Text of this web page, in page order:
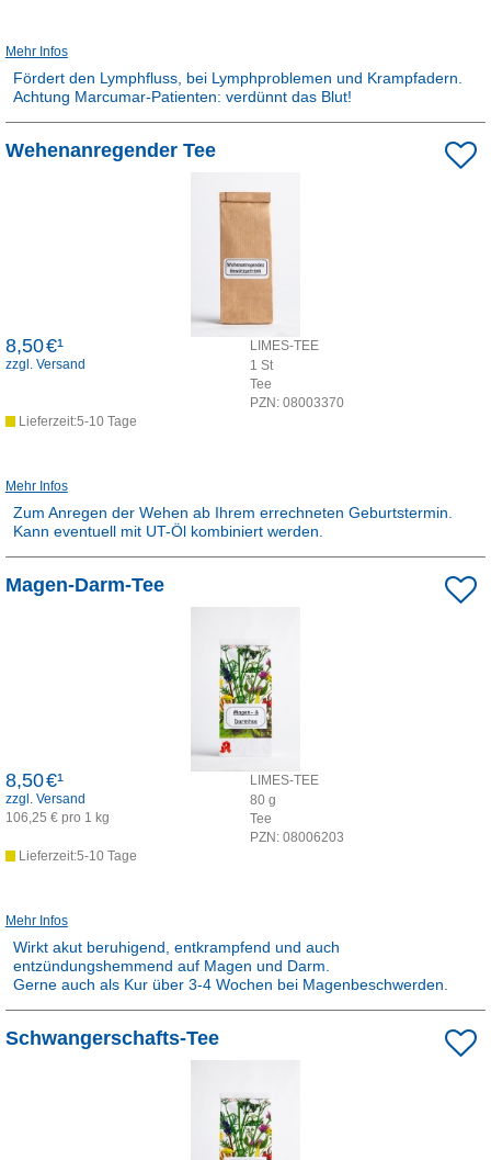
Mehr Infos
Fördert den Lymphfluss, bei Lymphproblemen und Krampfadern.
Achtung Marcumar-Patienten: verdünnt das Blut!
Dieses Produkt ist apothekenpflichtig und wird in der Apotheke für
Wehenanregender Tee
LIMES-TEE
1 St
Tee
PZN: 08003370
8,50€¹
zzgl. Versand
Lieferzeit:5-10 Tage
Mehr Infos
Zum Anregen der Wehen ab Ihrem errechneten Geburtstermin.
Kann eventuell mit UT-Öl kombiniert werden.
Dieses Produkt ist apothekenpflichtig und wird in der Apotheke für
Magen-Darm-Tee
LIMES-TEE
80 g
Tee
PZN: 08006203
8,50€¹
zzgl. Versand
106,25 € pro 1 kg
Lieferzeit:5-10 Tage
Mehr Infos
Wirkt akut beruhigend, entkrampfend und auch
entzündungshemmend auf Magen und Darm.
Gerne auch als Kur über 3-4 Wochen bei Magenbeschwerden.
Schwangerschafts-Tee